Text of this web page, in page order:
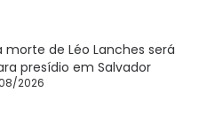
morte de Léo Lanches será
presídio em Salvador
2026